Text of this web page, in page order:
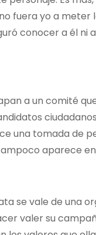
fuera yo a meter
conocer a él ni
a un comité
una tomada de
aparece
se vale de una
valer su